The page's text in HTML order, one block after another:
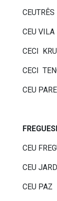
CEUTRÊS
CEU VILA
CECI
CECI
CEU
CEU
CEU
CEU PAZ